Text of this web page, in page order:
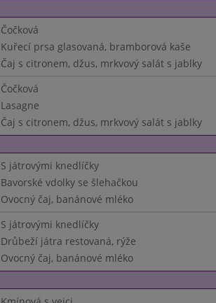
Čočková
Kuřecí prsa glasovaná, bramborová kaše
Čaj s citronem, džus, mrkvový salát s jablky
Čočková
Lasagne
Čaj s citronem, džus, mrkvový salát s jablky
S játrovými knedlíčky
Bavorské vdolky se šlehačkou
Ovocný čaj, banánové mléko
S játrovými knedlíčky
Drůbeží játra restovaná, rýže
Ovocný čaj, banánové mléko